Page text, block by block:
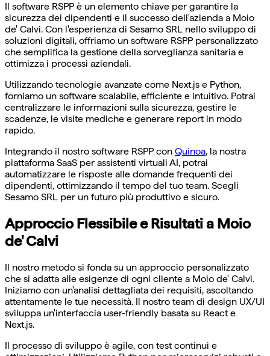
Il software RSPP è un elemento chiave per garantire la
sicurezza dei dipendenti e il successo dell'azienda a Moio
de' Calvi. Con l'esperienza di Sesamo SRL nello sviluppo di
soluzioni digitali, offriamo un software RSPP personalizzato
che semplifica la gestione della sorveglianza sanitaria e
ottimizza i processi aziendali.
Utilizzando tecnologie avanzate come Next.js e Python,
forniamo un software scalabile, efficiente e intuitivo. Potrai
centralizzare le informazioni sulla sicurezza, gestire le
scadenze, le visite mediche e generare report in modo
rapido.
Integrando il nostro software RSPP con Quinoa, la nostra
piattaforma SaaS per assistenti virtuali AI, potrai
automatizzare le risposte alle domande frequenti dei
dipendenti, ottimizzando il tempo del tuo team. Scegli
Sesamo SRL per un futuro più produttivo e sicuro.
Approccio Flessibile e Risultati a Moio
de' Calvi
Il nostro metodo si fonda su un approccio personalizzato
che si adatta alle esigenze di ogni cliente a Moio de' Calvi.
Iniziamo con un'analisi dettagliata dei requisiti, ascoltando
attentamente le tue necessità. Il nostro team di design UX/UI
sviluppa un'interfaccia user-friendly basata su React e
Next.js.
Il processo di sviluppo è agile, con test continui e